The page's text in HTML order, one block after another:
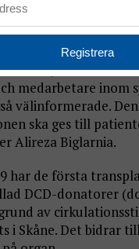
som ska användas
det för sent
det finns
medarbetare inom
välinformerade.
ska ges till
Alireza Biglarnia.
har de första
DCD-donatorer
av
i Skåne. Det bidrar